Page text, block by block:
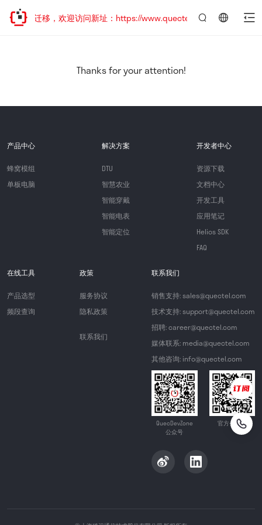
地址已迁移，欢迎访问新址：https://www.quectel.com.cn
Thanks for your attention!
产品中心
蜂窝模组
单板电脑
解决方案
DTU
智慧农业
智能穿戴
智能电表
智能定位
开发者中心
资源下载
文档中心
开发工具
应用笔记
Helios SDK
FAQ
在线工具
产品选型
频段查询
政策
服务协议
隐私政策
联系我们
联系我们
销售支持: sales@quectel.com
技术支持: support@quectel.com
招聘: career@quectel.com
媒体联系: media@quectel.com
其他咨询: info@quectel.com
QuecDevZone
公众号
官方公众号